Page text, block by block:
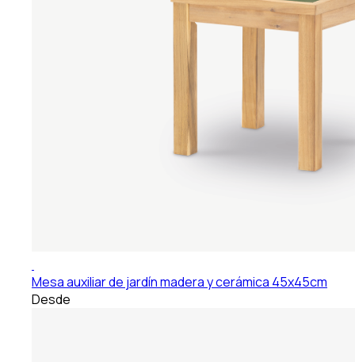
Mesa auxiliar de jardín madera y cerámica 45x45cm
Desde